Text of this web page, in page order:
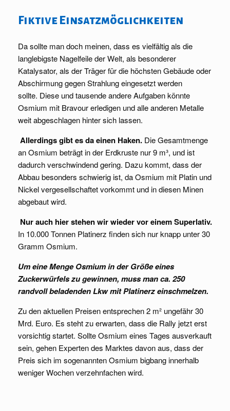
Fiktive Einsatzmöglichkeiten
Da sollte man doch meinen, dass es vielfältig als die
langlebigste Nagelfeile der Welt, als besonderer
Katalysator, als der Träger für die höchsten Gebäude oder
Abschirmung gegen Strahlung eingesetzt werden
sollte. Diese und tausende andere Aufgaben könnte
Osmium mit Bravour erledigen und alle anderen Metalle
weit abgeschlagen hinter sich lassen.
Allerdings gibt es da einen Haken. Die Gesamtmenge
an Osmium beträgt in der Erdkruste nur 9 m³, und ist
dadurch verschwindend gering. Dazu kommt, dass der
Abbau besonders schwierig ist, da Osmium mit Platin und
Nickel vergesellschaftet vorkommt und in diesen Minen
abgebaut wird.
Nur auch hier stehen wir wieder vor einem Superlativ.
In 10.000 Tonnen Platinerz finden sich nur knapp unter 30
Gramm Osmium.
Um eine Menge Osmium in der Größe eines
Zuckerwürfels zu gewinnen, muss man ca. 250
randvoll beladenden Lkw mit Platinerz einschmelzen.
Zu den aktuellen Preisen entsprechen 2 m² ungefähr 30
Mrd. Euro. Es steht zu erwarten, dass die Rally jetzt erst
vorsichtig startet. Sollte Osmium eines Tages ausverkauft
sein, gehen Experten des Marktes davon aus, dass der
Preis sich im sogenannten Osmium bigbang innerhalb
weniger Wochen verzehnfachen wird.